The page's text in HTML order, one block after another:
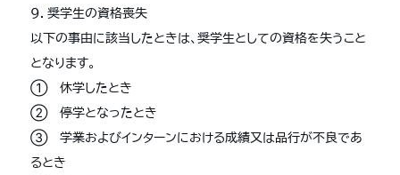
９．奨学生の資格喪失
以下の事由に該当したときは、奨学生としての資格を失うこと
となります。
① 休学したとき
② 停学となったとき
③ 学業およびインターンにおける成績又は品行が不良であ
るとき